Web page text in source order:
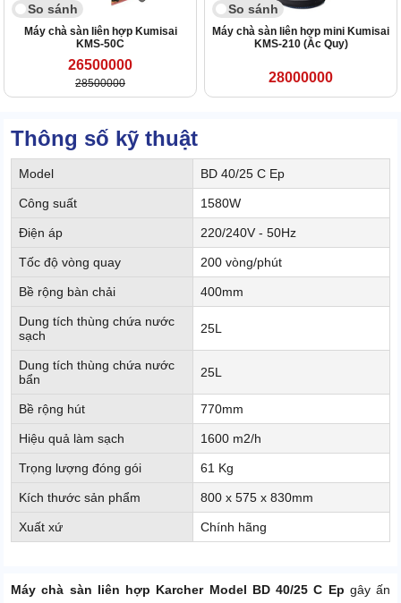
So sánh
Máy chà sàn liên hợp Kumisai
KMS-50C
26500000
28500000
So sánh
Máy chà sàn liên hợp mini Kumisai
KMS-210 (Ắc Quy)
28000000
Thông số kỹ thuật
Model BD 40/25 C Ep
Công suất 1580W
Điện áp 220/240V - 50Hz
Tốc độ vòng quay 200 vòng/phút
Bề rộng bàn chải 400mm
Dung tích thùng chứa nước
sạch
25L
Dung tích thùng chứa nước
bẩn
25L
Bề rộng hút 770mm
Hiệu quả làm sạch 1600 m2/h
Trọng lượng đóng gói 61 Kg
Kích thước sản phẩm 800 x 575 x 830mm
Xuất xứ Chính hãng
Máy chà sàn liên hợp Karcher Model BD 40/25 C Ep gây ấn